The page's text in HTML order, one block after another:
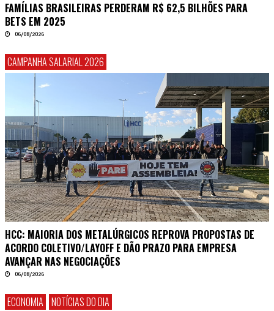
FAMÍLIAS BRASILEIRAS PERDERAM R$ 62,5 BILHÕES PARA
BETS EM 2025
06/08/2026
CAMPANHA SALARIAL 2026
HCC: MAIORIA DOS METALÚRGICOS REPROVA PROPOSTAS DE
ACORDO COLETIVO/LAYOFF E DÃO PRAZO PARA EMPRESA
AVANÇAR NAS NEGOCIAÇÕES
06/08/2026
ECONOMIA NOTÍCIAS DO DIA